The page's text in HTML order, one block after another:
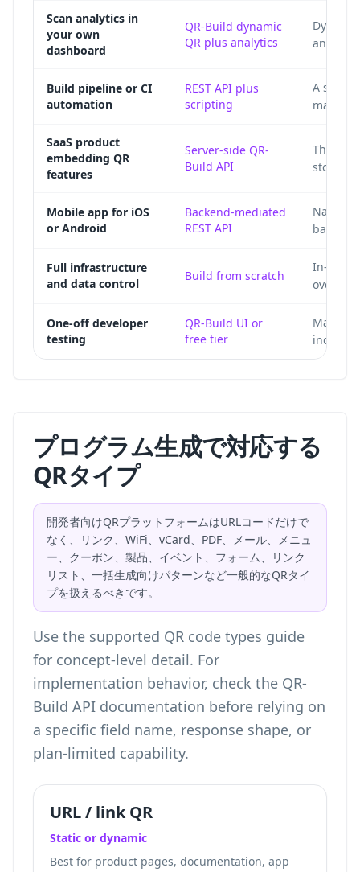
Scan analytics in
your own
dashboard
QR-Build dynamic
QR plus analytics
and
Build pipeline or CI
automation
REST API plus
scripting
A
SaaS product
embedding QR
features
Server-side QR-
Build API
The
Mobile app for iOS
or Android
Backend-mediated
REST API
Native
Full infrastructure
and data control
Build from scratch
In-
over
One-off developer
testing
QR-Build UI or
free tier
Manual
プログラム生成で対応する
QRタイプ
開発者向けQRプラットフォームはURLコードだけで
なく、リンク、WiFi、vCard、PDF、メール、メニュ
ー、クーポン、製品、イベント、フォーム、リンク
リスト、一括生成向けパターンなど一般的なQRタイ
プを扱えるべきです。
Use the supported QR code types guide
for concept-level detail. For
implementation behavior, check the QR-
Build API documentation before relying on
a specific field name, response shape, or
plan-limited capability.
URL / link QR
Static or dynamic
Best for product pages, documentation, app